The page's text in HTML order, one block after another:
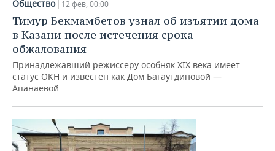
Общество 12 фев, 00:00
Тимур Бекмамбетов узнал об изъятии дома
в Казани после истечения срока
обжалования
Принадлежавший режиссеру особняк XIX века имеет
статус ОКН и известен как Дом Багаутдиновой —
Апанаевой